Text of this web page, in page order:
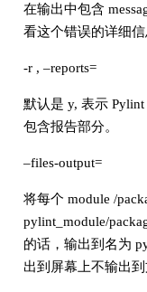
在输出中包含
看这个错误的详细
-r , –reports=
默认是 y, 表示
包含报告部分。
–files-output=
将每个 module /
pylint_module/
的话，输出到名为
出到屏幕上不输出到